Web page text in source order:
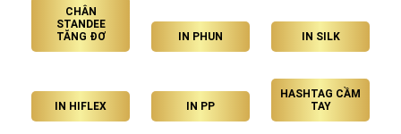
CHÂN
STANDEE
TĂNG ĐƠ
IN PHUN IN SILK
IN HIFLEX IN PP
HASHTAG CẦM
TAY